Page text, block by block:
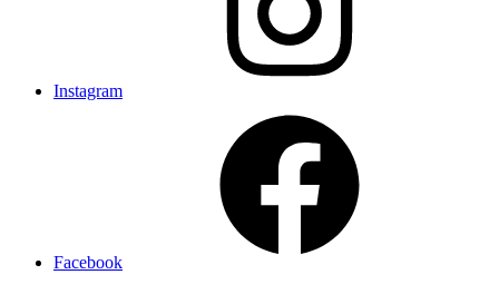
Instagram
Facebook